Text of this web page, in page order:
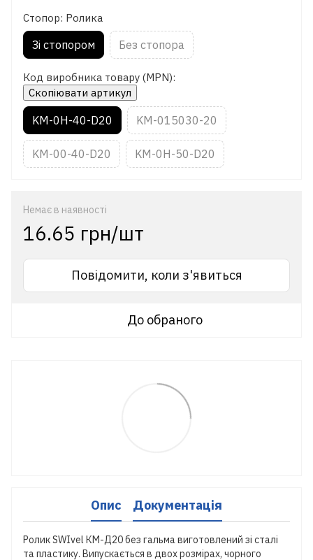
Стопор: Ролика
Зі стопором Без стопора
Код виробника товару (MPN):
Скопіювати артикул
KM-0H-40-D20 KM-015030-20
KM-00-40-D20 KM-0H-50-D20
Немає в наявності
16.65 грн/шт
Повідомити, коли з'явиться
До обраного
Опис Документація
Ролик SWIvel КМ-Д20 без гальма виготовлений зі сталі
та пластику. Випускається в двох розмірах, чорного